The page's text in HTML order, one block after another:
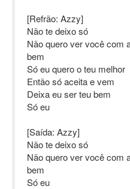
[Refrão: Azzy]
Não te deixo só
Não quero ver você com
bem
Só eu quero o teu melhor
Então só aceita e vem
Deixa eu ser teu bem
Só eu
[Saída: Azzy]
Não te deixo só
Não quero ver você com
bem
Só eu